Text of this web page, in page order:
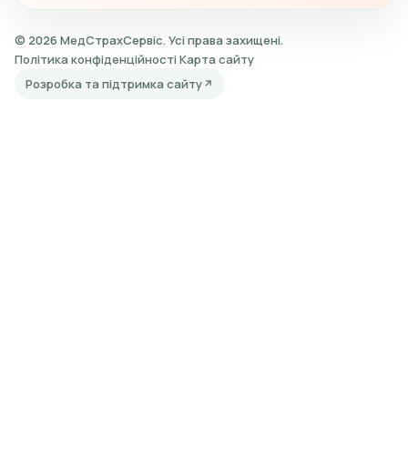
© 2026 МедСтрахСервіс. Усі права захищені.
Політика конфіденційності Карта сайту
Розробка та підтримка сайту